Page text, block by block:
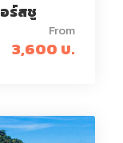
ร์สชู
From
3,600 บ.